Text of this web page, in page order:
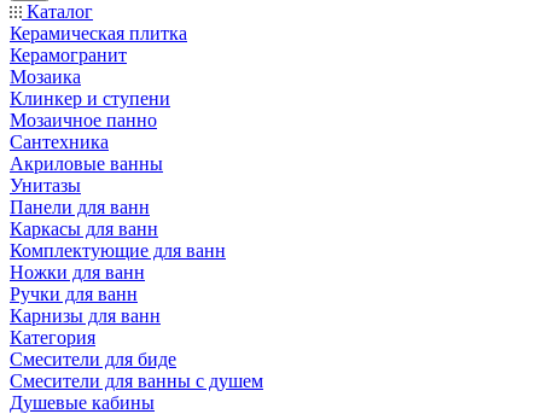
Каталог
Керамическая плитка
Керамогранит
Мозаика
Клинкер и ступени
Мозаичное панно
Сантехника
Акриловые ванны
Унитазы
Панели для ванн
Каркасы для ванн
Комплектующие для ванн
Ножки для ванн
Ручки для ванн
Карнизы для ванн
Категория
Смесители для биде
Смесители для ванны с душем
Душевые кабины